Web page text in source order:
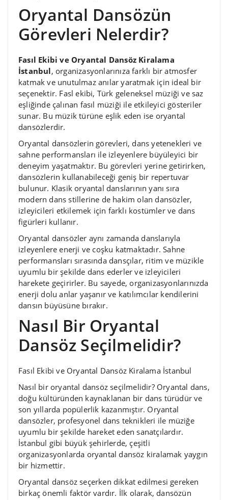
Oryantal Dansözün
Görevleri Nelerdir?
Fasıl Ekibi ve Oryantal Dansöz Kiralama
İstanbul, organizasyonlarınıza farklı bir atmosfer
katmak ve unutulmaz anılar yaratmak için ideal bir
seçenektir. Fasl ekibi, Türk geleneksel müziği ve saz
eşliğinde çalınan fasıl müziği ile etkileyici gösteriler
sunar. Bu müzik türüne eşlik eden ise oryantal
dansözlerdir.
Oryantal dansözlerin görevleri, dans yetenekleri ve
sahne performansları ile izleyenlere büyüleyici bir
deneyim yaşatmaktır. Bu görevleri yerine getirirken,
dansözlerin kullanabileceği geniş bir repertuvar
bulunur. Klasik oryantal danslarının yanı sıra
modern dans stillerine de hakim olan dansözler,
izleyicileri etkilemek için farklı kostümler ve dans
figürleri kullanır.
Oryantal dansözler aynı zamanda danslarıyla
izleyenlere enerji ve coşku katmaktadır. Sahne
performansları sırasında dansçılar, ritim ve müzikle
uyumlu bir şekilde dans ederler ve izleyicileri
harekete geçirirler. Bu sayede, organizasyonlarınızda
enerji dolu anlar yaşanır ve katılımcılar kendilerini
dansın büyüsüne bırakır.
Nasıl Bir Oryantal
Dansöz Seçilmelidir?
Fasıl Ekibi ve Oryantal Dansöz Kiralama İstanbul
Nasıl bir oryantal dansöz seçilmelidir? Oryantal dans,
doğu kültüründen kaynaklanan bir dans türüdür ve
son yıllarda popülerlik kazanmıştır. Oryantal
dansözler, profesyonel dans teknikleri ile müziğe
uyumlu bir şekilde hareket eden sanatçılardır.
İstanbul gibi büyük şehirlerde, çeşitli
organizasyonlarda oryantal dansöz kiralamak yaygın
bir hizmettir.
Oryantal dansöz seçerken dikkat edilmesi gereken
birkaç önemli faktör vardır. İlk olarak, dansözün